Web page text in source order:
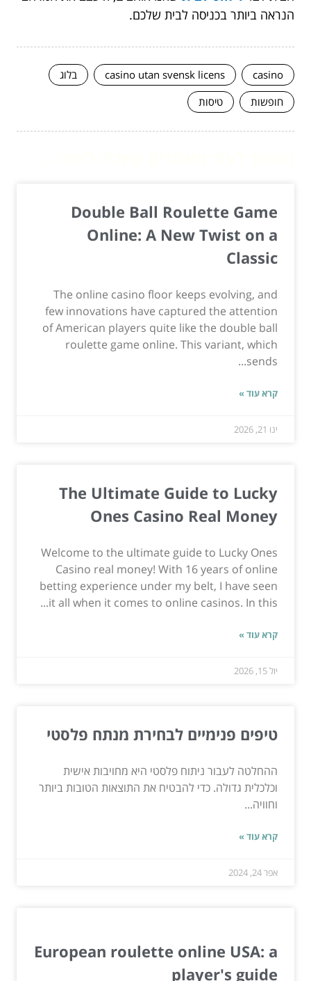
הנראה ביותר בכניסה לבית שלכם.
casino
casino utan svensk licens
בלוג
חופשות
טיסות
Double Ball Roulette Game
Online: A New Twist on a
Classic
The online casino floor keeps evolving, and
few innovations have captured the attention
of American players quite like the double ball
roulette game online. This variant, which
sends...
קרא עוד »
ינו 21, 2026
The Ultimate Guide to Lucky
Ones Casino Real Money
Welcome to the ultimate guide to Lucky Ones
Casino real money! With 16 years of online
betting experience under my belt, I have seen
it all when it comes to online casinos. In this...
קרא עוד »
יול 15, 2026
טיפים פנימיים לבחירת מנתח פלסטי
ההחלטה לעבור ניתוח פלסטי היא מחויבות אישית
וכלכלית גדולה. כדי להבטיח את התוצאות הטובות ביותר
וחוויה...
קרא עוד »
אפר 24, 2024
European roulette online USA: a
player's guide